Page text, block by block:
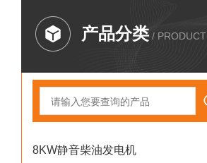
产品分类 / PRODUCT
8KW静音柴油发电机